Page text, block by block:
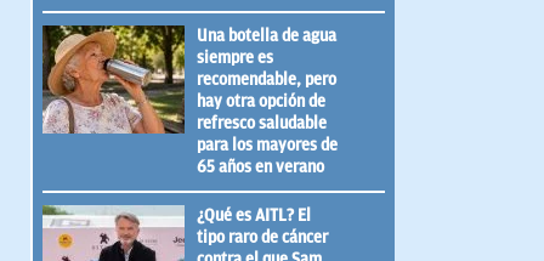
Una botella de agua
siempre es
recomendable, pero
hay otra opción de
refresco saludable
para los mayores de
65 años en verano
¿Qué es AITL? El
tipo raro de cáncer